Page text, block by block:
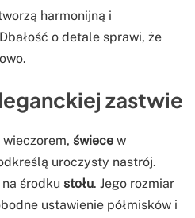
harmonijną i
o detale sprawi, że
zastwie
świece w
uroczysty nastrój.
środku stołu. Jego rozmiar
ustawienie półmisków i